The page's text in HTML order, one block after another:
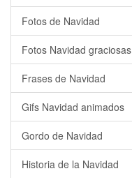
Fotos de Navidad
Fotos Navidad graciosas
Frases de Navidad
Gifs Navidad animados
Gordo de Navidad
Historia de la Navidad